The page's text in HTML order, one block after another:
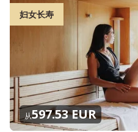
妇女长寿
从597.53 EUR